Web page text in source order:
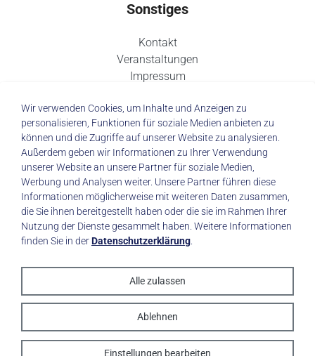
Sonstiges
Kontakt
Veranstaltungen
Impressum
© 2026 Städtisches Klinikum Dresden
Impressum|Datenschutz
made with by trapez
Wir verwenden Cookies, um Inhalte und Anzeigen zu
personalisieren, Funktionen für soziale Medien anbieten zu
können und die Zugriffe auf unserer Website zu analysieren.
Außerdem geben wir Informationen zu Ihrer Verwendung
unserer Website an unsere Partner für soziale Medien,
Werbung und Analysen weiter. Unsere Partner führen diese
Informationen möglicherweise mit weiteren Daten zusammen,
die Sie ihnen bereitgestellt haben oder die sie im Rahmen Ihrer
Nutzung der Dienste gesammelt haben. Weitere Informationen
finden Sie in derDatenschutzerklärung
Einstellungen bearbeiten
Ablehnen
Alle zulassen